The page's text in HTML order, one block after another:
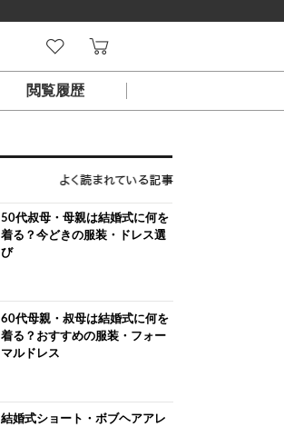
閲覧履歴
50代叔母・母親は結婚式に何を
着る？今どきの服装・ドレス選
び
60代母親・叔母は結婚式に何を
着る？おすすめの服装・フォー
マルドレス
結婚式ショート・ボブヘアアレ